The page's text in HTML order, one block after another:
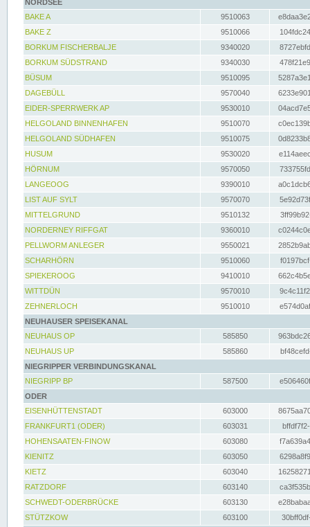
NORDSEE
BAKE A
9510063
BAKE Z
9510066
BORKUM FISCHERBALJE
9340020
BORKUM SÜDSTRAND
9340030
BÜSUM
9510095
DAGEBÜLL
9570040
EIDER-SPERRWERK AP
9530010
HELGOLAND BINNENHAFEN
9510070
HELGOLAND SÜDHAFEN
9510075
HUSUM
9530020
HÖRNUM
9570050
LANGEOOG
9390010
LIST AUF SYLT
9570070
MITTELGRUND
9510132
NORDERNEY RIFFGAT
9360010
PELLWORM ANLEGER
9550021
SCHARHÖRN
9510060
SPIEKEROOG
9410010
WITTDÜN
9570010
ZEHNERLOCH
9510010
NEUHAUSER SPEISEKANAL
NEUHAUS OP
585850
NEUHAUS UP
585860
NIEGRIPPER VERBINDUNGSKANAL
NIEGRIPP BP
587500
ODER
EISENHÜTTENSTADT
603000
FRANKFURT1 (ODER)
603031
HOHENSAATEN-FINOW
603080
KIENITZ
603050
KIETZ
603040
RATZDORF
603140
SCHWEDT-ODERBRÜCKE
603130
STÜTZKOW
603100